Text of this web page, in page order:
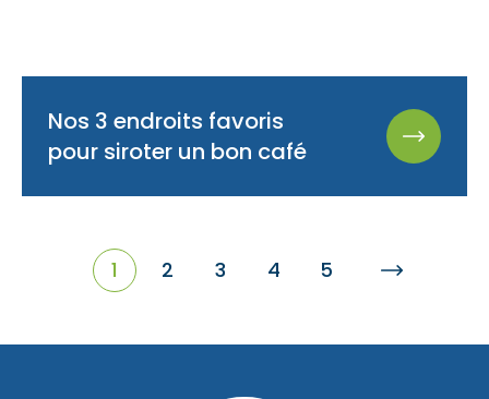
Nos 3 endroits favoris
pour siroter un bon café
1 2 3 4 5